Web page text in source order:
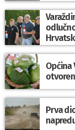
Općina
Prva